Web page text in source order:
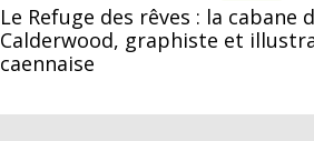
Le Refuge des rêves : la cabane
Calderwood, graphiste et
caennaise